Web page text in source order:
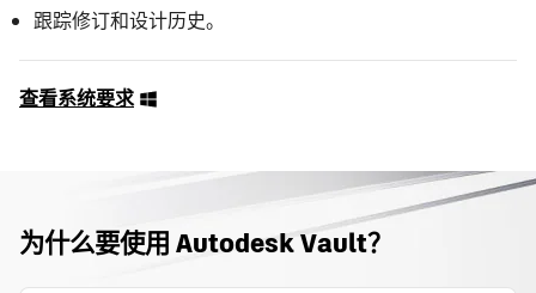
跟踪修订和设计历史。
查看系统要求
为什么要使用 Autodesk Vault？